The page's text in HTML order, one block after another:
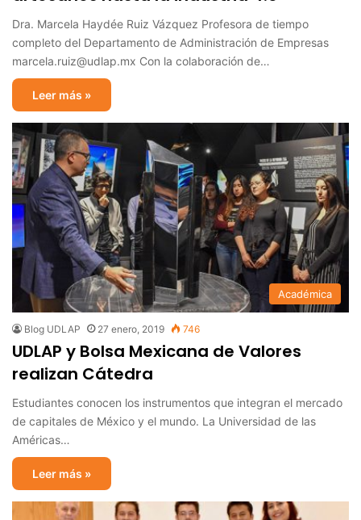
Dra. Marcela Haydée Ruiz Vázquez Profesora de tiempo
completo del Departamento de Administración de Empresas
marcela.ruiz@udlap.mx Con la colaboración de…
Leer más »
Académica
Blog UDLAP 27 enero, 2019 746
UDLAP y Bolsa Mexicana de Valores
realizan Cátedra
Estudiantes conocen los instrumentos que integran el mercado
de capitales de México y el mundo. La Universidad de las
Américas…
Leer más »